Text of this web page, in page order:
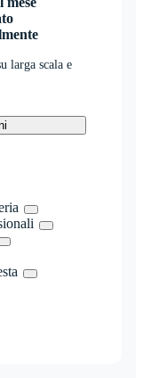
larga scala e